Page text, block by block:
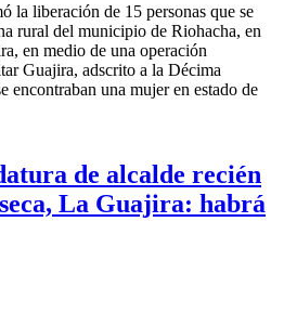
la liberación de 15 personas que se
rural del municipio de Riohacha, en
en medio de una operación
Guajira, adscrito a la Décima
encontraban una mujer en estado de
de alcalde recién
La Guajira: habrá